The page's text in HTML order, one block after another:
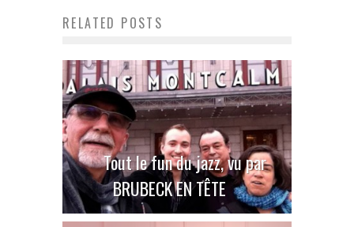
RELATED POSTS
Tout le fun du jazz, vu par
BRUBECK EN TÊTE